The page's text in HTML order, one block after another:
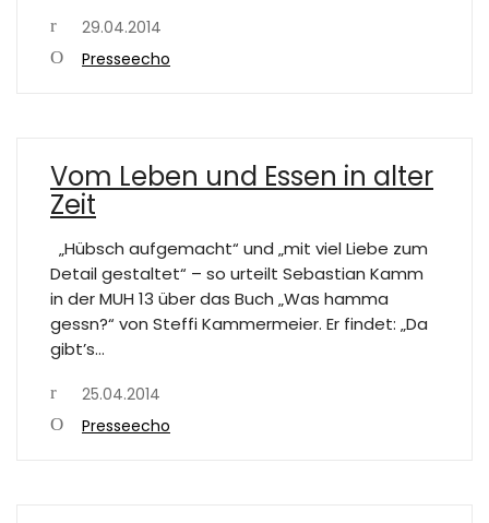
29.04.2014
Presseecho
Vom Leben und Essen in alter
Zeit
„Hübsch aufgemacht“ und „mit viel Liebe zum
Detail gestaltet“ – so urteilt Sebastian Kamm
in der MUH 13 über das Buch „Was hamma
gessn?“ von Steffi Kammermeier. Er findet: „Da
gibt’s…
25.04.2014
Presseecho